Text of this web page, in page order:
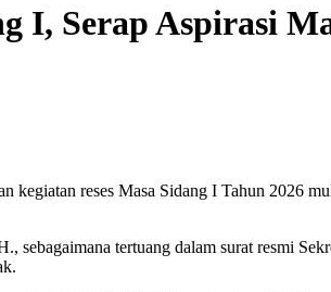
I, Serap Aspirasi
reses Masa Sidang I Tahun 2026
sebagaimana tertuang dalam surat resmi